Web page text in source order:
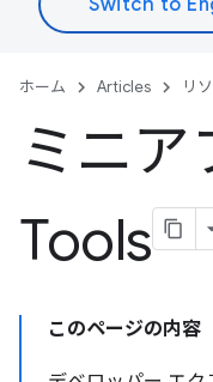
ホーム Articles リ
ミニア
Tools
このページの内容